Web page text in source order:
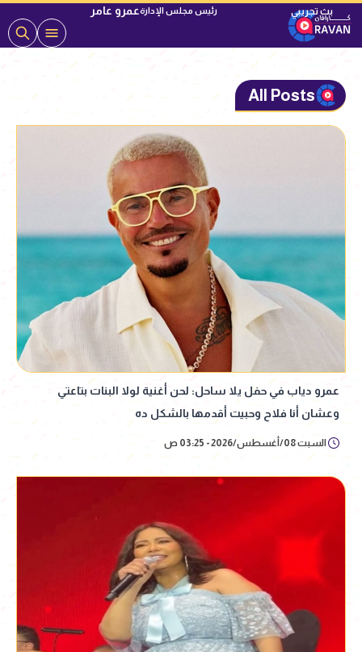
رئيس مجلس الإدارةعمرو عامر
All Posts
عمرو دياب في حفل يلا ساحل: لحن أغنية لولا البنات بتاعتي
وعشان أنا فلاح وحبيت أقدمها بالشكل ده
السبت 08/أغسطس/2026 - 03:25 ص